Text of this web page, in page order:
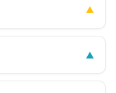
▲
▲